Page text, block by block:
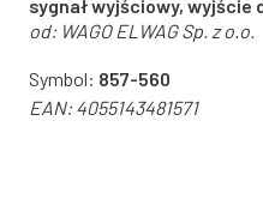
sygnał wyjściowy, wyjście
od: WAGO ELWAG Sp. z o.o.
Symbol: 857-560
EAN:4055143481571